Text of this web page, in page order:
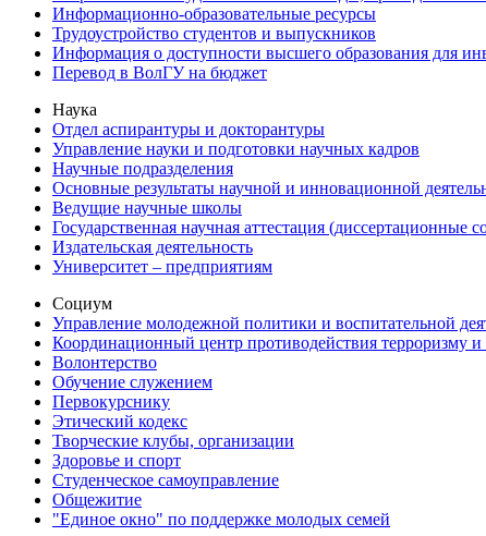
Информационно-образовательные ресурсы
Трудоустройство студентов и выпускников
Информация о доступности высшего образования для
Перевод в ВолГУ на бюджет
Наука
Отдел аспирантуры и докторантуры
Управление науки и подготовки научных кадров
Научные подразделения
Основные результаты научной и инновационной
Ведущие научные школы
Государственная научная аттестация (диссертационные
Издательская деятельность
Университет – предприятиям
Социум
Управление молодежной политики и воспитательной
Координационный центр противодействия терроризму и
Волонтерство
Обучение служением
Первокурснику
Этический кодекс
Творческие клубы, организации
Здоровье и спорт
Студенческое самоуправление
Общежитие
"Единое окно" по поддержке молодых семей